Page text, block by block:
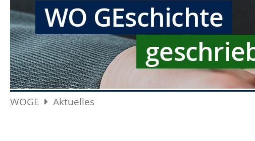
WO GEschichte
WOGE Aktuelles